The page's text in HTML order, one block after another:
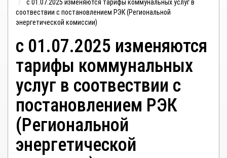
с 01.07.2025 изменяются тарифы коммунальных услуг в
соотвествии с постановлением РЭК (Региональной
энергетической комиссии)
с 01.07.2025 изменяются
тарифы коммунальных
услуг в соотвествии с
постановлением РЭК
(Региональной
энергетической